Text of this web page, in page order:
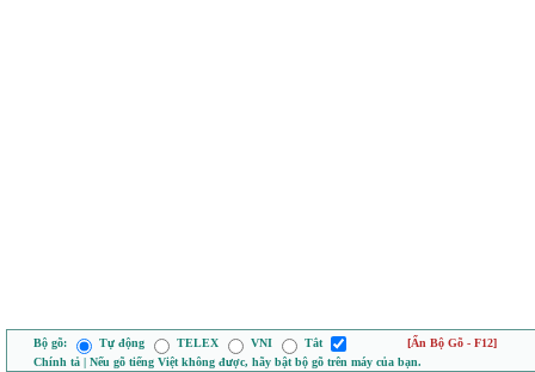
Bộ gõ: Tự động TELEX VNI Tắt
[Ẩn Bộ Gõ - F12]
Chính tả | Nếu gõ tiếng Việt không được, hãy bật bộ gõ trên máy của bạn.